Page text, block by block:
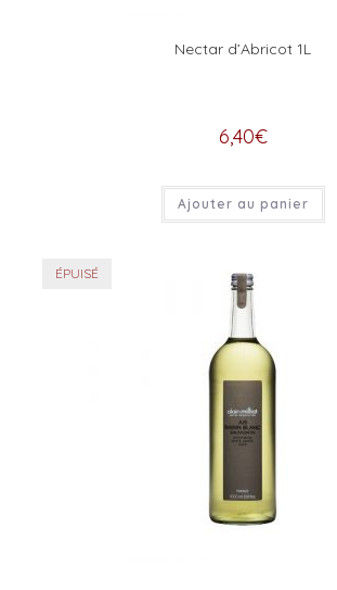
Nectar d’Abricot 1L
6,40€
Ajouter au panier
ÉPUISÉ